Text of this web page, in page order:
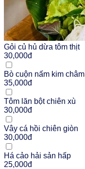
Gỏi củ hủ dừa tôm thịt
30,000đ
Bò cuộn nấm kim châm
35,000đ
Tôm lăn bột chiên xù
30,000đ
Vây cá hồi chiên giòn
30,000đ
Há cảo hải sản hấp
25,000đ